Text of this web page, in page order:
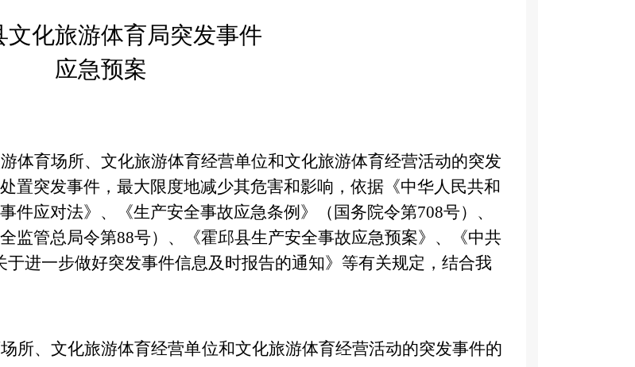
文化旅游体育局突发事件
应急预案
体育场所、 文化旅游体育经营单位和文化旅游体育经营活动的突发
置突发事件，最大限度地减少其危害和影响，依据 《中华人民共和
件应对法》、 《生产安全事故应急条例》（国务院令第708号）、
监管总局令第88号） 、 《霍邱县生产安全事故应急预案》、《中共
于进一步做好突发事件信息及时报告的通知》 等有关规定，结合我
所、文化旅游体育经营单位和文化旅游体育经营活动的突发事件的